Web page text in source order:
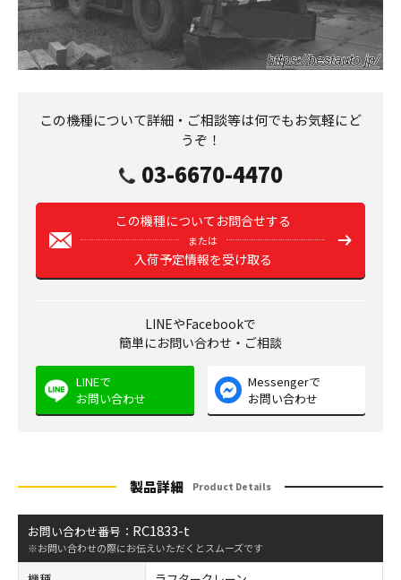
この機種について詳細・ご相談等は何でもお気軽にど
うぞ！
03-6670-4470
この機種についてお問合せする
または
入荷予定情報を受け取る
LINEやFacebookで
簡単にお問い合わせ・ご相談
LINEで
お問い合わせ
Messengerで
お問い合わせ
製品詳細 Product Details
お問い合わせ番号： RC1833-t
※お問い合わせの際にお伝えいただくとスムーズです